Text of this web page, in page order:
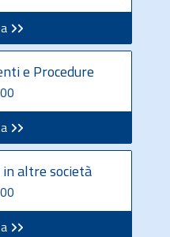
e Procedure
altre società